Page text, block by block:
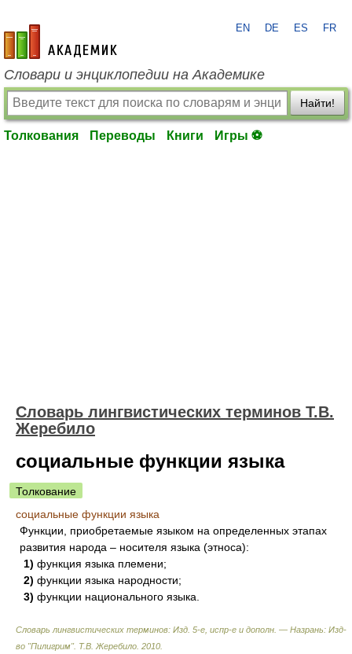
academic.ru
EN DE ES FR
Словари и энциклопедии на Академике
Найти!
Толкования Переводы Книги Игры ⚽
Словарь лингвистических терминов Т.В.
Жеребило
социальные функции языка
Толкование
социальные функции языка
Функции, приобретаемые языком на определенных этапах
развития народа – носителя языка (этноса):
1) функция языка племени;
2) функции языка народности;
3) функции национального языка.
Словарь лингвистических терминов: Изд. 5-е, испр-е и дополн. — Назрань: Изд-
во "Пилигрим". Т.В. Жеребило 2010